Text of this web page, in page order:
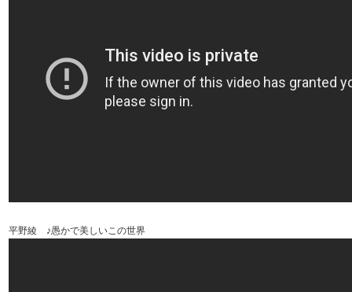
平野綾 ♪愚かで美しいこの世界